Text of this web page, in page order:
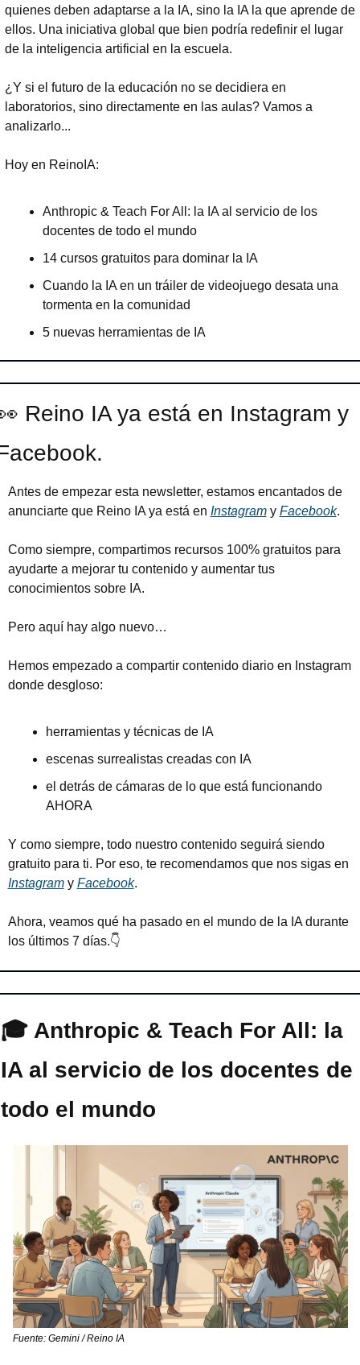
quienes deben adaptarse a la IA, sino la IA la que aprende de
ellos. Una iniciativa global que bien podría redefinir el lugar
de la inteligencia artificial en la escuela.
¿Y si el futuro de la educación no se decidiera en
laboratorios, sino directamente en las aulas? Vamos a
analizarlo...
Hoy en ReinoIA:
Anthropic & Teach For All: la IA al servicio de los
docentes de todo el mundo
14 cursos gratuitos para dominar la IA
Cuando la IA en un tráiler de videojuego desata una
tormenta en la comunidad
5 nuevas herramientas de IA
Reino IA ya está en Instagram y
Antes de empezar esta newsletter, estamos encantados de
anunciarte que Reino IA ya está en Instagram y Facebook.
Como siempre, compartimos recursos 100% gratuitos para
ayudarte a mejorar tu contenido y aumentar tus
conocimientos sobre IA.
Pero aquí hay algo nuevo…
Hemos empezado a compartir contenido diario en Instagram
donde desgloso:
herramientas y técnicas de IA
escenas surrealistas creadas con IA
el detrás de cámaras de lo que está funcionando
AHORA
Y como siempre, todo nuestro contenido seguirá siendo
Instagram y Facebook.
Ahora, veamos qué ha pasado en el mundo de la IA durante
los últimos 7 días.👇
🎓 Anthropic & Teach For All: la
IA al servicio de los docentes de
todo el mundo
Fuente: Gemini / Reino IA